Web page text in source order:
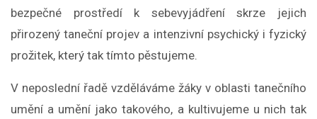
bezpečné prostředí k sebevyjádření skrze jejich
přirozený taneční projev a intenzivní psychický i fyzický
prožitek, který tak tímto pěstujeme.
V neposlední řadě vzděláváme žáky v oblasti tanečního
umění a umění jako takového, a kultivujeme u nich tak